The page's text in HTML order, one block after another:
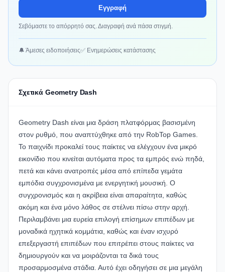
Εγγραφή
Σεβόμαστε το απόρρητό σας. Διαγραφή ανά πάσα στιγμή.
🔔 Άμεσες ειδοποιήσεις✅ Ενημερώσεις κατάστασης
Σχετικά Geometry Dash
Geometry Dash είναι μια δράση πλατφόρμας βασισμένη
στον ρυθμό, που αναπτύχθηκε από την RobTop Games.
Το παιχνίδι προκαλεί τους παίκτες να ελέγχουν ένα μικρό
εικονίδιο που κινείται αυτόματα προς τα εμπρός ενώ πηδά,
πετά και κάνει ανατροπές μέσα από επίπεδα γεμάτα
εμπόδια συγχρονισμένα με ενεργητική μουσική. Ο
συγχρονισμός και η ακρίβεια είναι απαραίτητα, καθώς
ακόμη και ένα μόνο λάθος σε στέλνει πίσω στην αρχή.
Περιλαμβάνει μια ευρεία επιλογή επίσημων επιπέδων με
μοναδικά ηχητικά κομμάτια, καθώς και έναν ισχυρό
επεξεργαστή επιπέδων που επιτρέπει στους παίκτες να
δημιουργούν και να μοιράζονται τα δικά τους
προσαρμοσμένα στάδια. Αυτό έχει οδηγήσει σε μια μεγάλη